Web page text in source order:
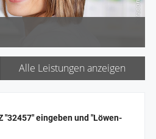
Alle Leistungen anzeigen
eingeben und "Löwen-